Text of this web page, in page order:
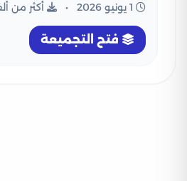
1 يونيو 2026 • أكثر من
فتح التجميعة